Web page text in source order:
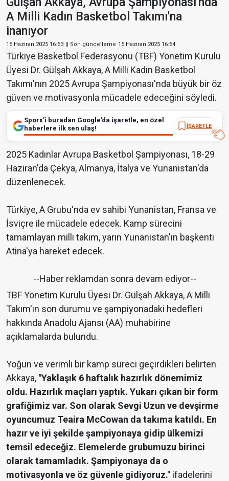
A Milli Kadın Basketbol Takımı'na
inanıyor
15 Haziran 2025 16:53 || Son güncelleme 15 Haziran 2025 16:54
Türkiye Basketbol Federasyonu (TBF) Yönetim Kurulu
Üyesi Dr. Gülşah Akkaya, A Milli Kadın Basketbol
Takımı'nın 2025 Avrupa Şampiyonası'nda büyük bir öz
güven ve motivasyonla mücadele edeceğini söyledi.
Sporx’i buradan Google’da işaretle, en özel
haberlere ilk sen ulaş!
İŞARETLE
2025 Kadınlar Avrupa Basketbol Şampiyonası, 18-29
Haziran'da Çekya, Almanya, İtalya ve Yunanistan'da
düzenlenecek.
Türkiye, A Grubu'nda ev sahibi Yunanistan, Fransa ve
İsviçre ile mücadele edecek. Kamp sürecini
tamamlayan milli takım, yarın Yunanistan'ın başkenti
Atina'ya hareket edecek.
--Haber reklamdan sonra devam ediyor--
TBF Yönetim Kurulu Üyesi Dr. Gülşah Akkaya, A Milli
Takım'ın son durumu ve şampiyonadaki hedefleri
hakkında Anadolu Ajansı (AA) muhabirine
açıklamalarda bulundu.
Yoğun ve verimli bir kamp süreci geçirdikleri belirten
Akkaya, "Yaklaşık 6 haftalık hazırlık dönemimiz
oldu. Hazırlık maçları yaptık. Yukarı çıkan bir form
grafiğimiz var. Son olarak Sevgi Uzun ve devşirme
oyuncumuz Teaira McCowan da takıma katıldı. En
hazır ve iyi şekilde şampiyonaya gidip ülkemizi
temsil edeceğiz. Elemelerde grubumuzu birinci
olarak tamamladık. Şampiyonaya da o
motivasyonla ve öz güvenle gidiyoruz." ifadelerini